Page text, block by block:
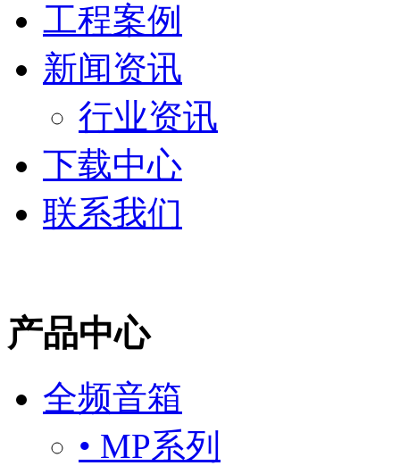
工程案例
新闻资讯
行业资讯
下载中心
联系我们
产品中心
全频音箱
• MP系列